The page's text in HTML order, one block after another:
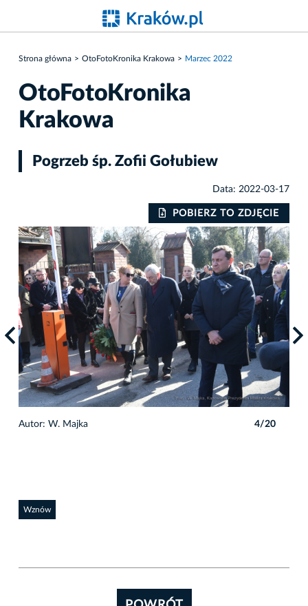
Strona główna OtoFotoKronika Krakowa Marzec 2022
OtoFotoKronika
Krakowa
Pogrzeb śp. Zofii Gołubiew
Data: 2022-03-17
POBIERZ TO ZDJĘCIE
Autor: W. Majka 4/20
Wznów